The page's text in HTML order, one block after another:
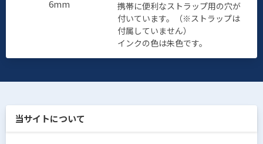
6mm
携帯に便利なストラップ用の穴が
付いています。（※ストラップは
付属していません）
インクの色は朱色です。
当サイトについて